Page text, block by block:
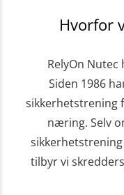
Pustelunge
inkl.
sivile
inkl.
båt
STCW
32 t
STCW
(MSE112)
STCW
Hvorfor
RelyOn
Siden 1986
sikkerhetstrening
næring. Selv
tilbyr vi